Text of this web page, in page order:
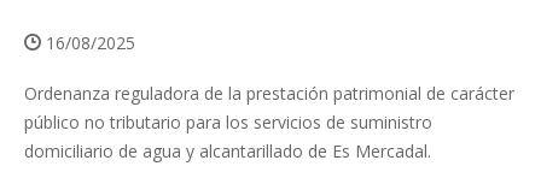
16/08/2025
Ordenanza reguladora de la prestación patrimonial de carácter
público no tributario para los servicios de suministro
domiciliario de agua y alcantarillado de Es Mercadal.